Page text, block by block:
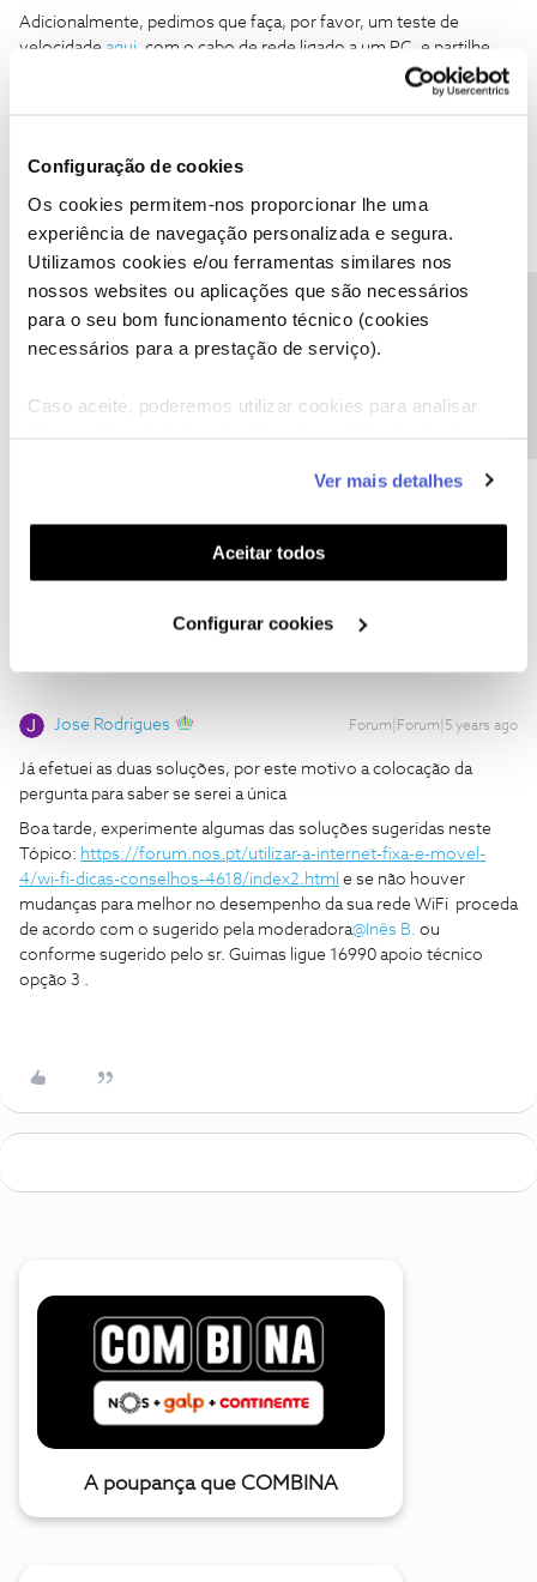
Configuração de cookies
Os cookies permitem-nos proporcionar lhe uma
experiência de navegação personalizada e segura.
Utilizamos cookies e/ou ferramentas similares nos
nossos websites ou aplicações que são necessários
para o seu bom funcionamento técnico (cookies
necessários para a prestação de serviço).
Caso aceite, poderemos utilizar cookies para analisar
funcionalidades (cookies de personalização e
funcionalidade) e adaptar anúncios aos seus interesses
(cookies de publicidade personalizada). Pode gerir a
utilização dos cookies clicando em "Configurar
Ver mais detalhes
Aceitar todos
Configurar cookies
Adicionalmente, pedimos que faça, por favor, um teste de
velocidade aqui , com o cabo de rede ligado a um PC, e partilhe
connosco o resultado, assim conseguimos ajudar melhor.
contacte o 16990 que é mais simples. Não conseguimos
adivinhar o problema.
Mesmo assim algumas soluções:
-Desligar extensores/powerlines
-Desligar da corrente o router e voltar a ligar.
Já efetuei as duas soluções, por este motivo a colocação da
Jose Rodrigues Forum|Forum|5 years ago
Já efetuei as duas soluções, por este motivo a colocação da
pergunta para saber se serei a única
Boa tarde, experimente algumas das soluções sugeridas neste
Tópico: https://forum.nos.pt/utilizar-a-internet-fixa-e-movel-
4/wi-fi-dicas-conselhos-4618/index2.html e se não houver
mudanças para melhor no desempenho da sua rede WiFi proceda
de acordo com o sugerido pela moderadora@Inês B. ou
conforme sugerido pelo sr. Guimas ligue 16990 apoio técnico
opção 3 .
A poupança que COMBINA